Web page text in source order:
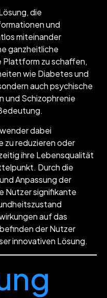
die
und
miteinander
ganzheitliche
Plattform zu schaffen,
wie Diabetes und
auch psychische
und Schizophrenie
dabei
zu reduzieren oder
ihre Lebensqualität
Durch die
Anpassung der
Nutzer signifikante
auf das
der Nutzer
innovativen Lösung.